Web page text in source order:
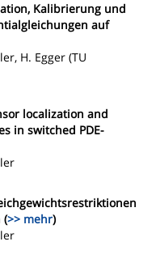
Kalibrierung und
auf
H. Egger (TU
localization and
in switched PDE-
(>> mehr)